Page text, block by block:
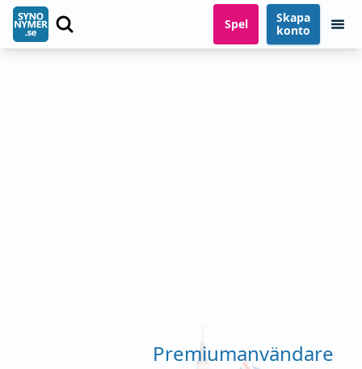
Spel
Skapa
konto
Premiumanvändare